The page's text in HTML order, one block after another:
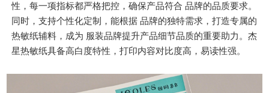
性，每一项指标都严格把控，确保产品符合 品牌的品质要求。
同时，支持个性化定制，能根据 品牌的独特需求，打造专属的
热敏纸辅料，成为 服装品牌提升产品细节品质的重要助力。杰
星热敏纸具备高白度特性，打印内容对比度高，易读性强。